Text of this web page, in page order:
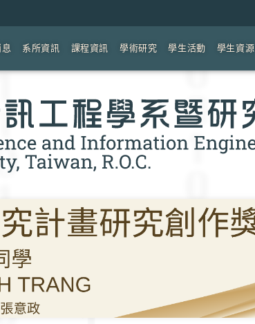
系所資訊 課程資訊 學術研究 學生活動 學生資源